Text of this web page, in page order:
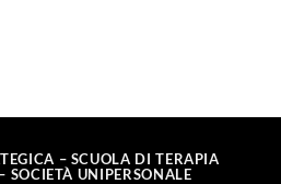
– SCUOLA DI TERAPIA
SOCIETÀ UNIPERSONALE